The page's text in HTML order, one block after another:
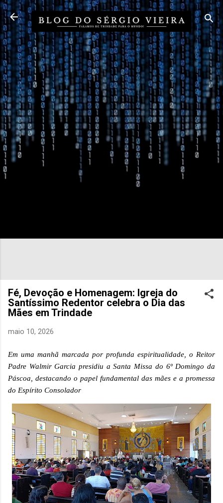
Pular para o conteúdo principal
Fé, Devoção e Homenagem: Igreja do
Santíssimo Redentor celebra o Dia das
Mães em Trindade
maio 10, 2026
Em uma manhã marcada por profunda espiritualidade, o Reitor
Padre Walmir Garcia presidiu a Santa Missa do 6º Domingo da
Páscoa, destacando o papel fundamental das mães e a promessa
do Espírito Consolador